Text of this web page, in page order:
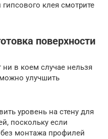
клея смотрите
поверхности
ни в коем случае нельзя
улучшить
уровень на стену для
поскольку если
монтажа профилей